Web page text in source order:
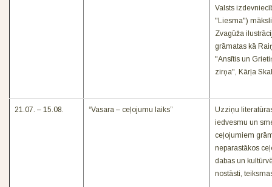
Valsts
"Liesma")
Zvagūža
grāmatas kā
"Ansītis un
zirņa", Kārļa
21.07. – 15.08. “Vasara – ceļojumu laiks”
Uzziņu
iedvesmu un
ceļojumiem
neparastākos
dabas un
nostāsti,